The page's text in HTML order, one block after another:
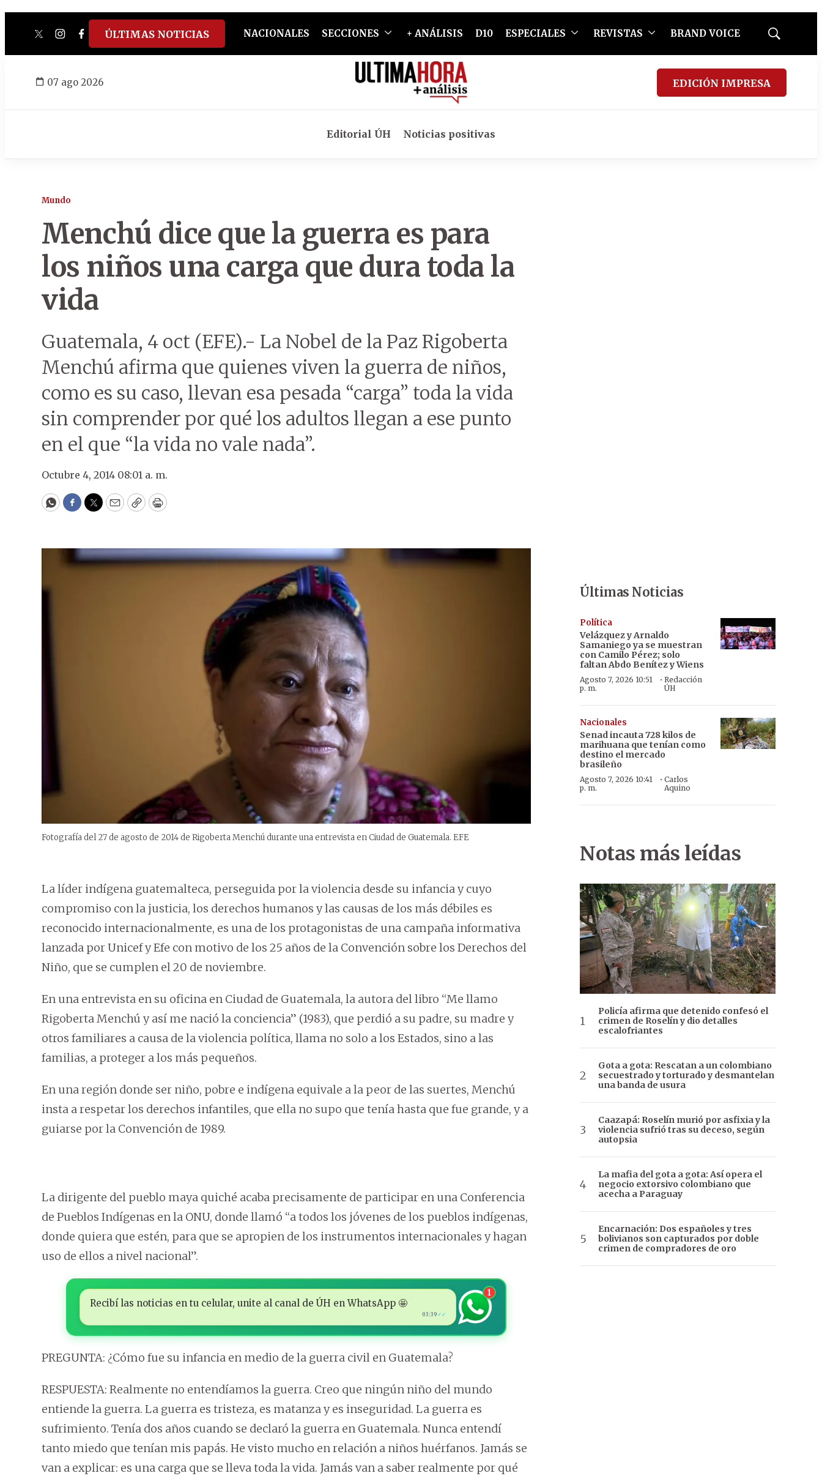
twitterinstagram
facebook
tiktokyoutube
spotify
ÚLTIMAS NOTICIAS NACIONALES SECCIONES + ANÁLISIS D10 ESPECIALES REVISTAS BRAND VOICE
Mostrar
07 ago 2026 EDICIÓN IMPRESA
Editorial ÚH Noticias positivas
Mundo
Menchú dice que la guerra es para
los niños una carga que dura toda la
vida
Guatemala, 4 oct (EFE).- La Nobel de la Paz Rigoberta
Menchú afirma que quienes viven la guerra de niños,
como es su caso, llevan esa pesada “carga” toda la vida
sin comprender por qué los adultos llegan a ese punto
en el que “la vida no vale nada”.
Octubre 4, 2014 08:01 a. m.
WhatsApp
Facebook
Twitter
EmailCopyPrint
Fotografía del 27 de agosto de 2014 de Rigoberta Menchú durante una entrevista en Ciudad de Guatemala. EFE
La líder indígena guatemalteca, perseguida por la violencia desde su infancia y cuyo
compromiso con la justicia, los derechos humanos y las causas de los más débiles es
reconocido internacionalmente, es una de los protagonistas de una campaña informativa
lanzada por Unicef y Efe con motivo de los 25 años de la Convención sobre los Derechos del
Niño, que se cumplen el 20 de noviembre.
En una entrevista en su oficina en Ciudad de Guatemala, la autora del libro “Me llamo
Rigoberta Menchú y así me nació la conciencia” (1983), que perdió a su padre, su madre y
otros familiares a causa de la violencia política, llama no solo a los Estados, sino a las
familias, a proteger a los más pequeños.
En una región donde ser niño, pobre e indígena equivale a la peor de las suertes, Menchú
insta a respetar los derechos infantiles, que ella no supo que tenía hasta que fue grande, y a
guiarse por la Convención de 1989.
La dirigente del pueblo maya quiché acaba precisamente de participar en una Conferencia
de Pueblos Indígenas en la ONU, donde llamó “a todos los jóvenes de los pueblos indígenas,
donde quiera que estén, para que se apropien de los instrumentos internacionales y hagan
uso de ellos a nivel nacional”.
Recibí las noticias en tu celular, unite al canal de ÚH en WhatsApp 🤩
03:39 ✓✓
1
PREGUNTA: ¿Cómo fue su infancia en medio de la guerra civil en Guatemala?
RESPUESTA: Realmente no entendíamos la guerra. Creo que ningún niño del mundo
entiende la guerra. La guerra es tristeza, es matanza y es inseguridad. La guerra es
sufrimiento. Tenía dos años cuando se declaró la guerra en Guatemala. Nunca entendí
tanto miedo que tenían mis papás. He visto mucho en relación a niños huérfanos. Jamás se
van a explicar: es una carga que se lleva toda la vida. Jamás van a saber realmente por qué
Últimas Noticias
Política
Velázquez y Arnaldo
Samaniego ya se muestran
con Camilo Pérez; solo
faltan Abdo Benítez y Wiens
Agosto 7, 2026 10:51
p. m.
·Redacción
ÚH
Nacionales
Senad incauta 728 kilos de
marihuana que tenían como
destino el mercado
brasileño
Agosto 7, 2026 10:41
p. m.
· Carlos
Aquino
Notas más leídas
Policía afirma que detenido confesó el
crimen de Roselín y dio detalles
escalofriantes
Gota a gota: Rescatan a un colombiano
secuestrado y torturado y desmantelan
una banda de usura
Caazapá: Roselín murió por asfixia y la
violencia sufrió tras su deceso, según
autopsia
La mafia del gota a gota: Así opera el
negocio extorsivo colombiano que
acecha a Paraguay
Encarnación: Dos españoles y tres
bolivianos son capturados por doble
crimen de compradores de oro